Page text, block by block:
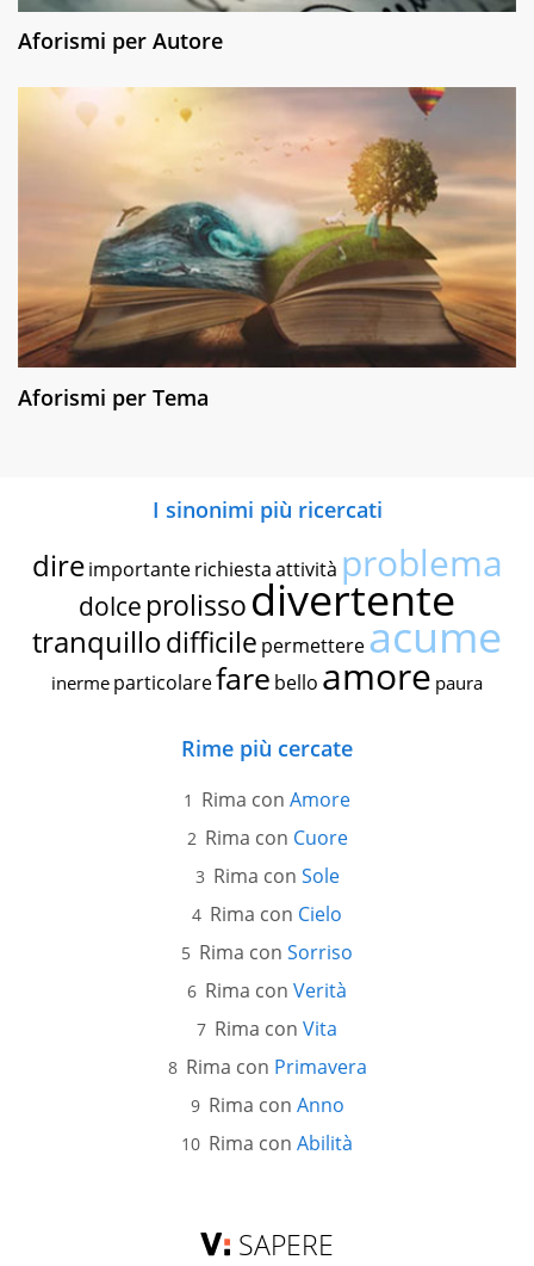
Aforismi per Autore
Aforismi per Tema
I sinonimi più ricercati
dire importante richiestaattività problema
dolce prolissodivertente
tranquillodifficile permettereacume
inerme particolarefare bello amore paura
Rime più cercate
Rima con Amore
Rima con Cuore
Rima con Sole
Rima con Cielo
Rima con Sorriso
Rima con Verità
Rima con Vita
Rima con Primavera
Rima con Anno
Rima con Abilità
SAPERE